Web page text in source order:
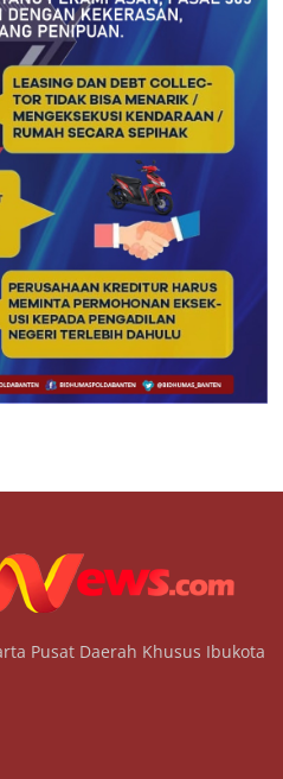
Pusat Daerah Khusus Ibukota